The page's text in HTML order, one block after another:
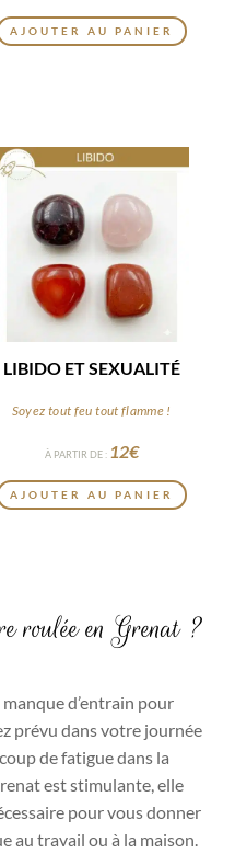
AJOUTER AU PANIER
LIBIDO ET SEXUALITÉ
Soyez tout feu tout flamme !
À PARTIR DE : 12€
AJOUTER AU PANIER
roulée en Grenat ?
d’entrain pour
prévu dans votre journée
de fatigue dans la
est stimulante, elle
pour vous donner
au travail ou à la maison.